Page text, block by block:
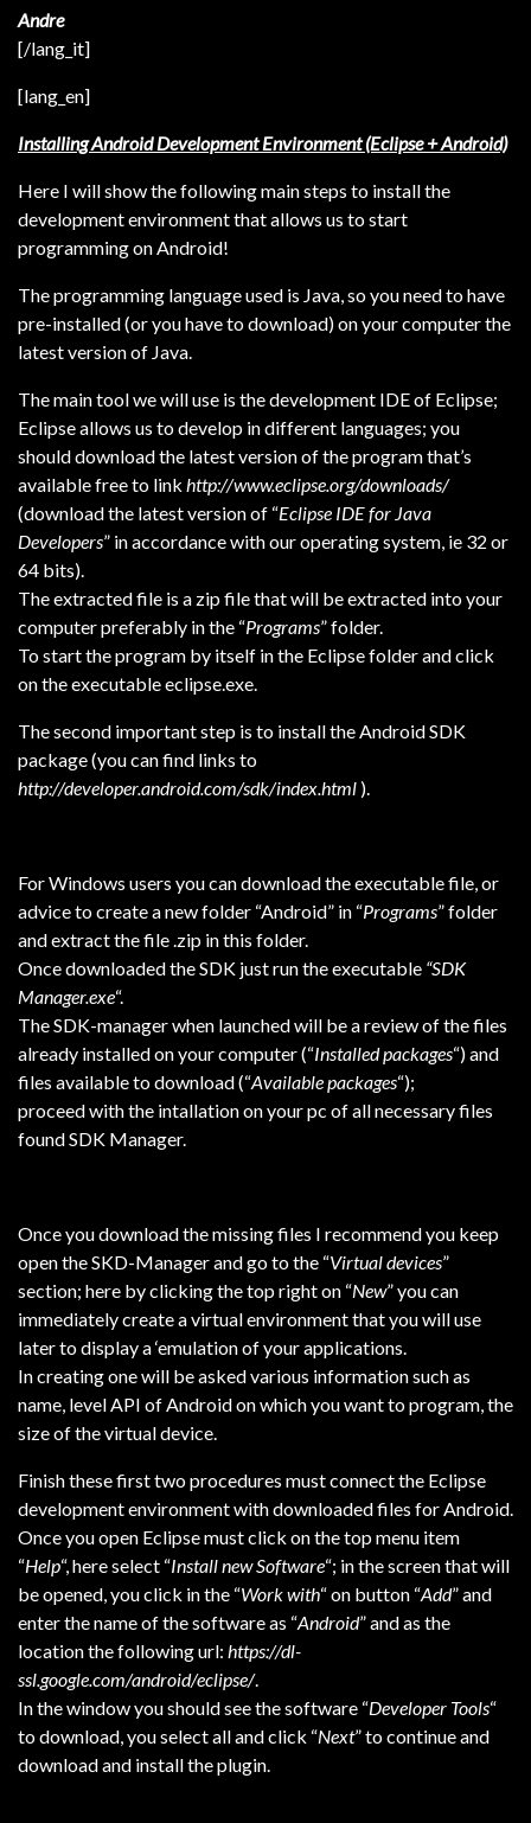
Andre
[/lang_it]
[lang_en]
Installing Android Development Environment (Eclipse + Android)
Here I will show the following main steps to install the
development environment that allows us to start
programming on Android!
The programming language used is Java, so you need to have
pre-installed (or you have to download) on your computer the
latest version of Java.
The main tool we will use is the development IDE of Eclipse;
Eclipse allows us to develop in different languages; you
should download the latest version of the program that’s
available free to link http://www.eclipse.org/downloads/
(download the latest version of “Eclipse IDE for Java
Developers” in accordance with our operating system, ie 32 or
64 bits).
The extracted file is a zip file that will be extracted into your
computer preferably in the “Programs” folder.
To start the program by itself in the Eclipse folder and click
on the executable eclipse.exe.
The second important step is to install the Android SDK
package (you can find links to
http://developer.android.com/sdk/index.html ).
For Windows users you can download the executable file, or
advice to create a new folder “Android” in “Programs” folder
and extract the file .zip in this folder.
Once downloaded the SDK just run the executable “SDK
Manager.exe“.
The SDK-manager when launched will be a review of the files
already installed on your computer (“Installed packages“) and
files available to download (“Available packages“);
proceed with the intallation on your pc of all necessary files
found SDK Manager.
Once you download the missing files I recommend you keep
open the SKD-Manager and go to the “Virtual devices”
section; here by clicking the top right on “New” you can
immediately create a virtual environment that you will use
later to display a ‘emulation of your applications.
In creating one will be asked various information such as
name, level API of Android on which you want to program, the
size of the virtual device.
Finish these first two procedures must connect the Eclipse
development environment with downloaded files for Android.
Once you open Eclipse must click on the top menu item
“Help“, here select “Install new Software“; in the screen that will
be opened, you click in the “Work with“ on button “Add” and
enter the name of the software as “Android” and as the
location the following url: https://dl-
ssl.google.com/android/eclipse/.
In the window you should see the software “Developer Tools“
to download, you select all and click “Next” to continue and
download and install the plugin.